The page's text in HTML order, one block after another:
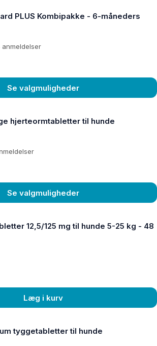
PLUS Kombipakke - 6-måneders
anmeldelser
Se valgmuligheder
hjerteormtabletter til hunde
Se valgmuligheder
12,5/125 mg til hunde 5-25 kg - 48
Læg i kurv
tyggetabletter til hunde